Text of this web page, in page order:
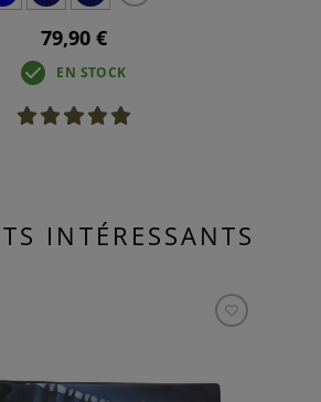
79,90 €
EN STOCK
INTÉRESSANTS